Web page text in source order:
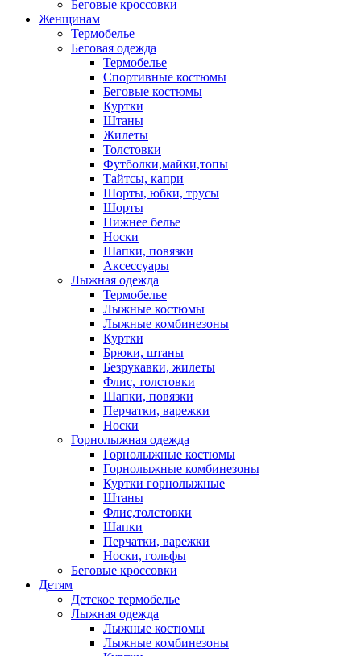
Беговые кроссовки
Женщинам
Термобелье
Беговая одежда
Термобелье
Спортивные костюмы
Беговые костюмы
Куртки
Штаны
Жилеты
Толстовки
Футболки,майки,топы
Тайтсы, капри
Шорты, юбки, трусы
Шорты
Нижнее белье
Носки
Шапки, повязки
Аксессуары
Лыжная одежда
Термобелье
Лыжные костюмы
Лыжные комбинезоны
Куртки
Брюки, штаны
Безрукавки, жилеты
Флис, толстовки
Шапки, повязки
Перчатки, варежки
Носки
Горнолыжная одежда
Горнолыжные костюмы
Горнолыжные комбинезоны
Куртки горнолыжные
Штаны
Флис,толстовки
Шапки
Перчатки, варежки
Носки, гольфы
Беговые кроссовки
Детям
Детское термобелье
Лыжная одежда
Лыжные костюмы
Лыжные комбинезоны